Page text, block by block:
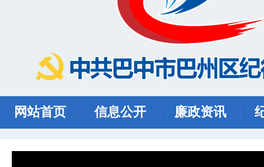
网站首页 信息公开 廉政资讯